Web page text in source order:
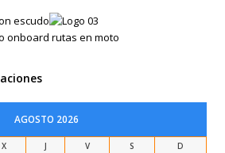
AGOSTO 2026
X J V S
D